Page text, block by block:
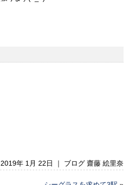
2019年 1月 22日 ｜ ブログ 齋藤 絵里奈